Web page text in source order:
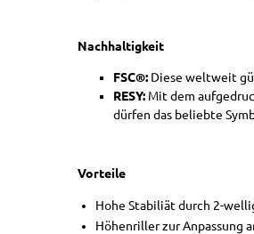
Nachhaltigkeit
FSC®: Diese weltweit
RESY: Mit dem
dürfen das beliebte
Vorteile
Hohe Stabiliät durch 2-
Höhenriller zur Anpassung